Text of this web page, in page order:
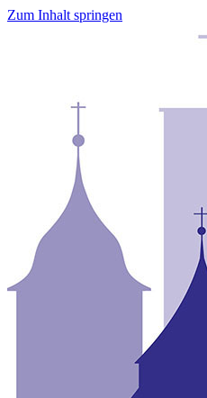
Zum Inhalt springen